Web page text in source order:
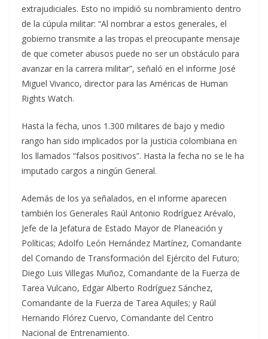
extrajudiciales. Esto no impidió su nombramiento dentro
de la cúpula militar: “Al nombrar a estos generales, el
gobierno transmite a las tropas el preocupante mensaje
de que cometer abusos puede no ser un obstáculo para
avanzar en la carrera militar”, señaló en el informe José
Miguel Vivanco, director para las Américas de Human
Rights Watch.
Hasta la fecha, unos 1.300 militares de bajo y medio
rango han sido implicados por la justicia colombiana en
los llamados “falsos positivos”. Hasta la fecha no se le ha
imputado cargos a ningún General.
Además de los ya señalados, en el informe aparecen
también los Generales Raúl Antonio Rodríguez Arévalo,
Jefe de la Jefatura de Estado Mayor de Planeación y
Políticas; Adolfo León Hernández Martínez, Comandante
del Comando de Transformación del Ejército del Futuro;
Diego Luis Villegas Muñoz, Comandante de la Fuerza de
Tarea Vulcano, Edgar Alberto Rodríguez Sánchez,
Comandante de la Fuerza de Tarea Aquiles; y Raúl
Hernando Flórez Cuervo, Comandante del Centro
Nacional de Entrenamiento.